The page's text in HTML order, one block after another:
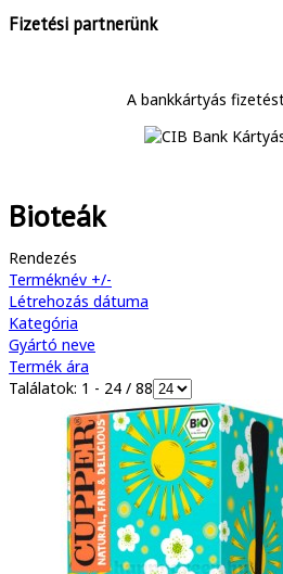
Fizetési partnerünk
A bankkártyás
Bioteák
Rendezés
Terméknév +/-
Létrehozás dátuma
Kategória
Gyártó neve
Termék ára
Találatok: 1 - 24 / 88